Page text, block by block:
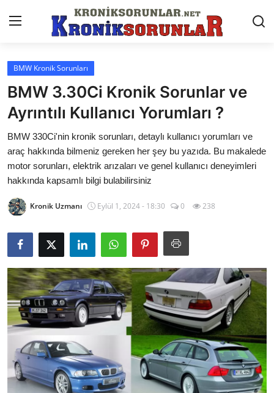
Anasayfa
Markalar
İletişim
Trafik & Cezalar
Sigorta & Kasko
Vergi & ÖTV & MTV
Muayene & Ruhsat
Sorgulamalar
İkinci El & Alım-Satım
Bakım & Arıza Çözümleri
Elektrikli & Hibrit
Kiralama & Filo
BMW Kronik Sorunları
BMW 3.30Ci Kronik Sorunlar ve
Ayrıntılı Kullanıcı Yorumları ?
BMW 330Ci'nin kronik sorunları, detaylı kullanıcı yorumları ve
araç hakkında bilmeniz gereken her şey bu yazıda. Bu makalede
motor sorunları, elektrik arızaları ve genel kullanıcı deneyimleri
hakkında kapsamlı bilgi bulabilirsiniz
Kronik Uzmanı Eylül 1, 2024 - 18:30 0 238